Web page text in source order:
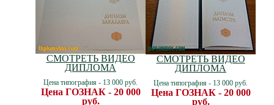
СМОТРЕТЬ ВИДЕО
ДИПЛОМА
Цена типография - 13 000 руб.
Цена ГОЗНАК - 20 000
руб.
СМОТРЕТЬ ВИДЕО
ДИПЛОМА
Цена типография - 13 000 руб.
Цена ГОЗНАК - 20 000
руб.